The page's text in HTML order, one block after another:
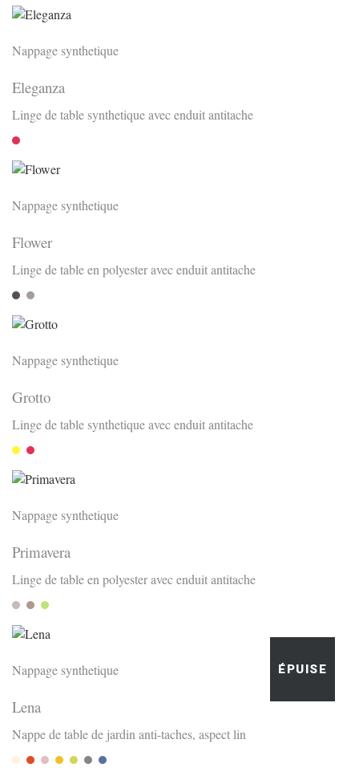
Nappage synthetique
Eleganza
Linge de table synthetique avec enduit antitache
Rubin
Nappage synthetique
Flower
Linge de table en polyester avec enduit antitache
FangoSiva
Nappage synthetique
Grotto
Linge de table synthetique avec enduit antitache
GialloRubio
Nappage synthetique
Primavera
Linge de table en polyester avec enduit antitache
Stone
anisLemon
Nappage synthetique
Lena
Nappe de table de jardin anti-taches, aspect lin
ÉPUISE
SandTerraRoseSafranOlive
SteinDenim